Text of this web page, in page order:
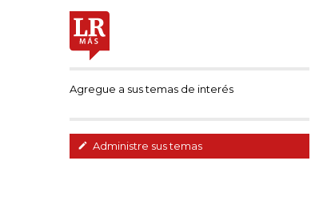
Agregue a sus temas de interés
Administre sus temas